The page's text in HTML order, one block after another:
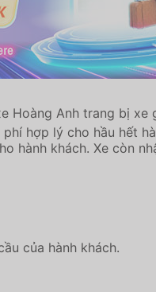
​Hoàng Anh trang bị
hợp lý cho hầu hết
khách. Xe còn
của hành khách.